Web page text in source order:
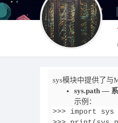
sys模块中提供了与
sys.path —
示例：
>>> import sys